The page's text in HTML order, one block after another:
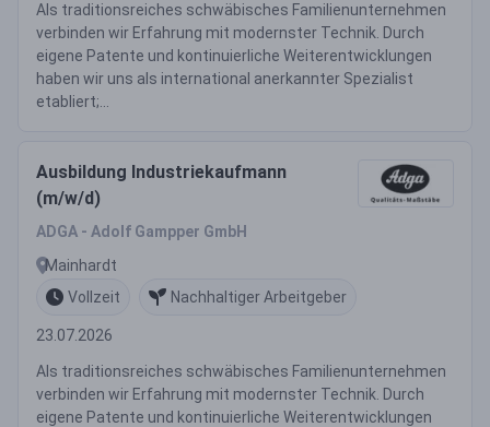
Als traditionsreiches schwäbisches Familienunternehmen
verbinden wir Erfahrung mit modernster Technik. Durch
eigene Patente und kontinuierliche Weiterentwicklungen
haben wir uns als international anerkannter Spezialist
etabliert;...
Ausbildung Industriekaufmann
(m/w/d)
ADGA - Adolf Gampper GmbH
Mainhardt
Vollzeit
Nachhaltiger Arbeitgeber
23.07.2026
Als traditionsreiches schwäbisches Familienunternehmen
verbinden wir Erfahrung mit modernster Technik. Durch
eigene Patente und kontinuierliche Weiterentwicklungen